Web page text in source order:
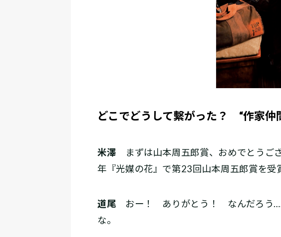
どこでどうして繫がった？ “作家仲
米澤 まずは山本周五郎賞、おめでとうご
年『光媒の花』で第23回山本周五郎賞を受
道尾 おー！ ありがとう！ なんだろう
な。